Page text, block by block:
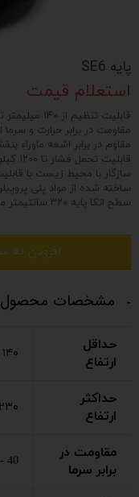
پایه SE6
استعلام قیمت
قابلیت تنظیم از ۱۴۰ میلیمتر تا ۲۳۰ میلیمتر
مقاومت در برابر حرارت و سرما از ۴۰ – تا ۱۲۰ + درجه
مقاوم در برابر اشعه ماوراء
قابلیت تحمل فشار تا ۱۲۰۰ کیلوگرم
سازگار با محیط زیست با
ساخته شده از مواد پلی
سطح اتکا پایه ۳۲۰ سانتیمتر مربع است
افزودن به
مشخصات محصول
حداقل
ارتفاع
۱۴۰ میلیمتر
حداکثر
ارتفاع
۲۳۰ میلیمتر
مقاومت در
برابر سرما
40 - درجه